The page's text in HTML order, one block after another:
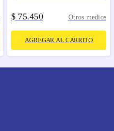
$ 75.450 Otros medios
AGREGAR AL CARRITO